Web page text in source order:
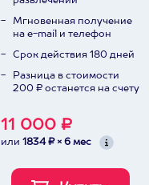
Мгновенная получение
на e-mail и телефон
Срок действия 180 дней
Разница в стоимости
200 ₽ останется на счету
11 000 ₽
или 1834 ₽ × 6 мес